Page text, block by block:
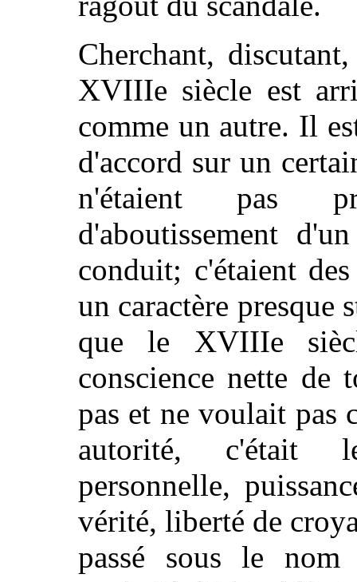
Cherchant,
XVIIIe siècle est
comme un autre. Il
d'accord sur un
n'étaient pas
d'aboutissement
conduit; c'étaient
un caractère presque
que le XVIIIe
conscience nette
pas et ne voulait pas
autorité, c'était
personnelle,
vérité, liberté de
passé sous le